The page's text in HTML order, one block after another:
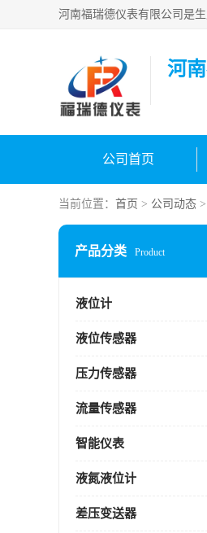
河
公司首页
当前位置： 首页 > 公司动态
产品分类 Product
液位计
液位传感器
压力传感器
流量传感器
智能仪表
液氮液位计
差压变送器